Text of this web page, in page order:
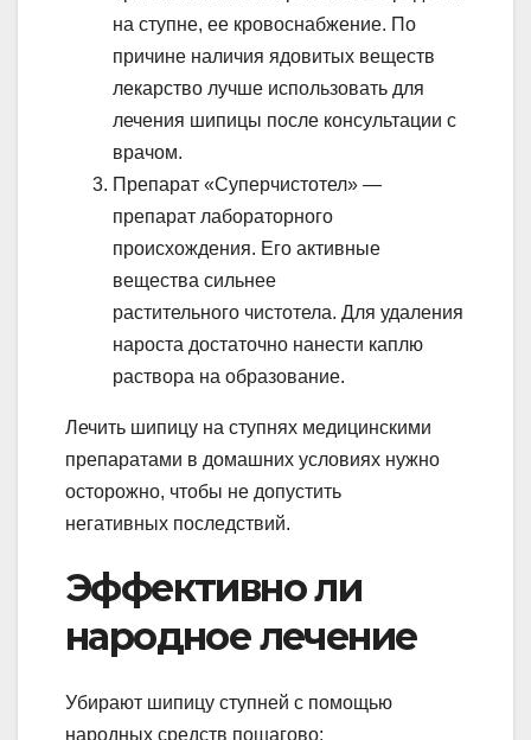
на ступне, ее кровоснабжение. По
причине наличия ядовитых веществ
лекарство лучше использовать для
лечения шипицы после консультации с
врачом.
Препарат «Суперчистотел» —
препарат лабораторного
происхождения. Его активные
вещества сильнее
растительного чистотела. Для удаления
нароста достаточно нанести каплю
раствора на образование.
Лечить шипицу на ступнях медицинскими
препаратами в домашних условиях нужно
осторожно, чтобы не допустить
негативных последствий.
Эффективно ли
народное лечение
Убирают шипицу ступней с помощью
народных средств пошагово: